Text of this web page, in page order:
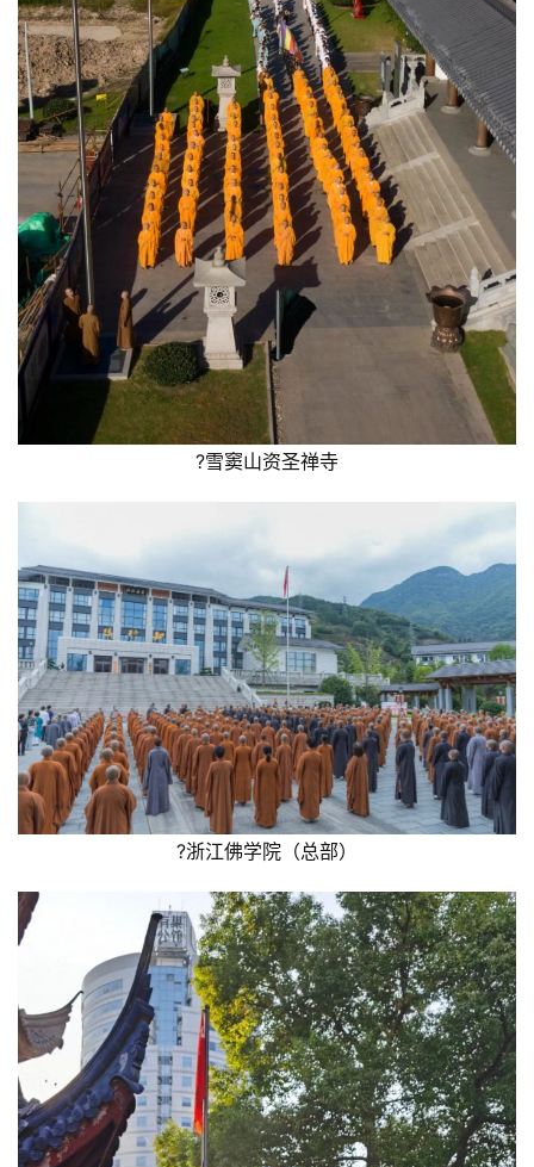
?雪窦山资圣禅寺
?浙江佛学院（总部）